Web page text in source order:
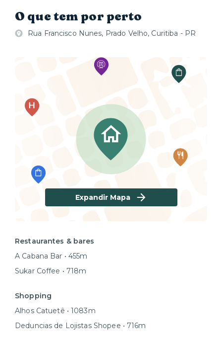
O que tem por perto
Rua Francisco Nunes, Prado Velho, Curitiba - PR
Expandir Mapa
Restaurantes & bares
A Cabana Bar • 455m
Sukar Coffee • 718m
Shopping
Alhos Catuetê • 1083m
Deduncias de Lojistas Shopee • 716m